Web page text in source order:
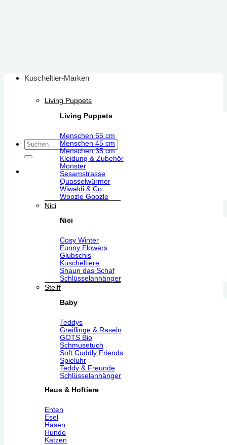
Suchen
nach:
Kuscheltier-Marken
Living Puppets
Living Puppets
Menschen 65 cm
Menschen 45 cm
Menschen 35 cm
Kleidung & Zubehör
Monster
Sesamstrasse
Quasselwürmer
Wiwaldi & Co
Woozle Goozle
Nici
Nici
Cosy Winter
Funny Flowers
Glubschis
Kuscheltiere
Shaun das Schaf
Schlüsselanhänger
Steiff
Baby
Teddys
Greiflinge & Raseln
GOTS Bio
Schmusetuch
Soft Cuddly Friends
Spieluhr
Teddy & Freunde
Schlüsselanhänger
Haus & Hoftiere
Enten
Esel
Hasen
Hunde
Katzen